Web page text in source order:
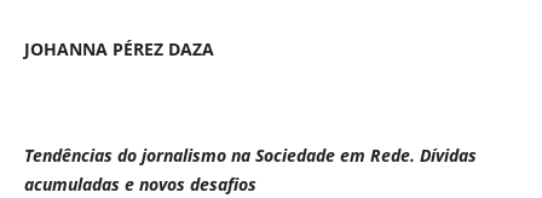
JOHANNA PÉREZ DAZA
Tendências do jornalismo na Sociedade em Rede. Dívidas
acumuladas e novos desafios